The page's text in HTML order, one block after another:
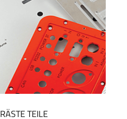
und Etiketten
Etiketten und Tags
MEHR
TEILE